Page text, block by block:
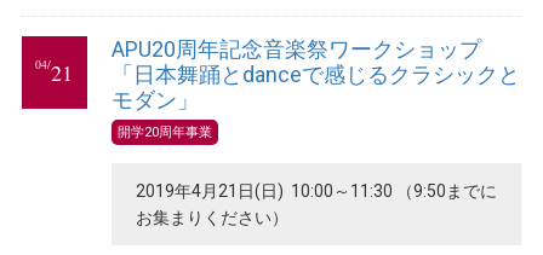
04/21
APU20周年記念音楽祭ワークショップ
「日本舞踊とdanceで感じるクラシックと
モダン」
開学20周年事業
2019年4月21日(日) 10:00～11:30 （9:50までに
お集まりください）